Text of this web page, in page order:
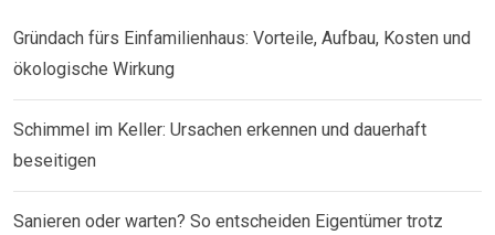
Gründach fürs Einfamilienhaus: Vorteile, Aufbau, Kosten und
ökologische Wirkung
Schimmel im Keller: Ursachen erkennen und dauerhaft
beseitigen
Sanieren oder warten? So entscheiden Eigentümer trotz